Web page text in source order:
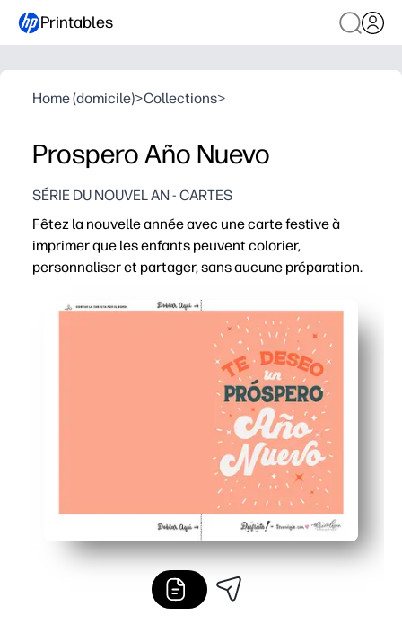
Printables
Home (domicile)>Collections>
Prospero Año Nuevo
SÉRIE DU NOUVEL AN - CARTES
Fêtez la nouvelle année avec une carte festive à
imprimer que les enfants peuvent colorier,
personnaliser et partager, sans aucune préparation.
Simplicité d'impression et d'envoi : il suffit de plier,
Développe la créativité et les compétences en
Fonctionne pour les salles de classe, les fêtes et les
Conçu pour du papier standard et un minimum